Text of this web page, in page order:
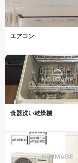
エアコン
食器洗い乾燥機